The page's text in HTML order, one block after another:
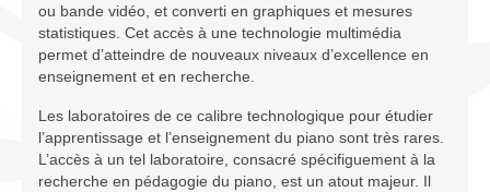
Ressources
Archives
Carte du site
Donner
ou bande vidéo, et converti en graphiques et mesures
statistiques. Cet accès à une technologie multimédia
permet d’atteindre de nouveaux niveaux d’excellence en
enseignement et en recherche.
Les laboratoires de ce calibre technologique pour étudier
l’apprentissage et l’enseignement du piano sont très rares.
L’accès à un tel laboratoire, consacré spécifiguement à la
recherche en pédagogie du piano, est un atout majeur. Il